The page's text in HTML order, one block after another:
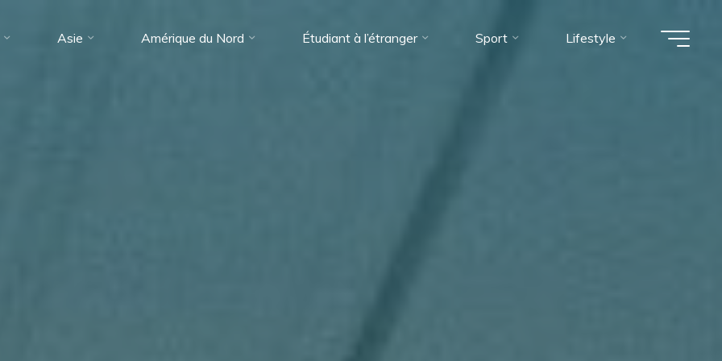
Asie Amérique du Nord Étudiant à l’étranger Sport Lifestyle